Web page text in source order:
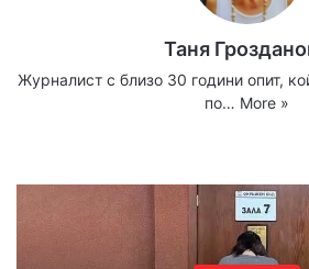
Таня
Журналист с близо 30 години опит,
по… More »